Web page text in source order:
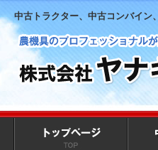
中古トラクター、中古コンバイン